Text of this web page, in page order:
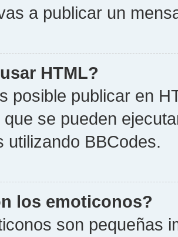
a publicar un
HTML?
posible publicar en
se pueden
utilizando BBCodes.
los emoticonos?
son pequeñas